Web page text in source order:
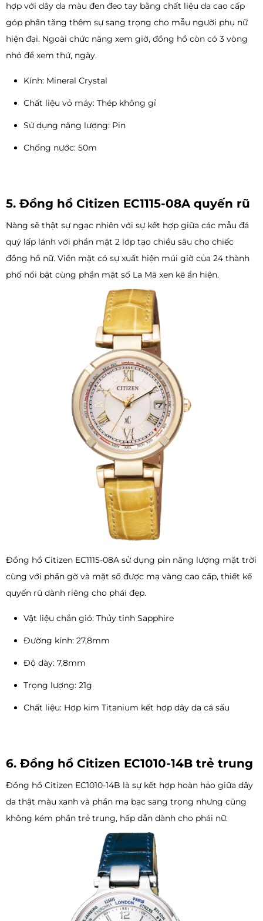
hợp với dây da màu đen đeo tay bằng chất liệu da cao cấp
góp phần tăng thêm sự sang trọng cho mẫu người phụ nữ
hiện đại. Ngoài chức năng xem giờ, đồng hồ còn có 3 vòng
nhỏ để xem thứ, ngày.
Kính: Mineral Crystal
Chất liệu vỏ máy: Thép không gỉ
Sử dụng năng lượng: Pin
Chống nước: 50m
5. Đồng hồ Citizen EC1115-08A quyến rũ
Nàng sẽ thật sự ngạc nhiên với sự kết hợp giữa các mẫu đá
quý lấp lánh với phần mặt 2 lớp tạo chiều sâu cho chiếc
đồng hồ nữ. Viền mặt có sự xuất hiện múi giờ của 24 thành
phố nổi bật cùng phần mặt số La Mã xen kẽ ẩn hiện.
Đồng hồ Citizen EC1115-08A sử dụng pin năng lượng mặt trời
cùng với phần gờ và mặt số được mạ vàng cao cấp, thiết kế
quyến rũ dành riêng cho phái đẹp.
Vật liệu chắn gió: Thủy tinh Sapphire
Đường kính: 27,8mm
Độ dày: 7,8mm
Trọng lượng: 21g
Chất liệu: Hợp kim Titanium kết hợp dây da cá sấu
6. Đồng hồ Citizen EC1010-14B trẻ trung
Đồng hồ Citizen EC1010-14B là sự kết hợp hoàn hảo giữa dây
da thật màu xanh và phần mạ bạc sang trọng nhưng cũng
không kém phần trẻ trung, hấp dẫn dành cho phái nữ.